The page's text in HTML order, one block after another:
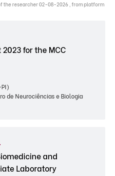
the researcher 02-08-2026 , from platform
for the MCC
de Neurociências e Biologia
and
Laboratory